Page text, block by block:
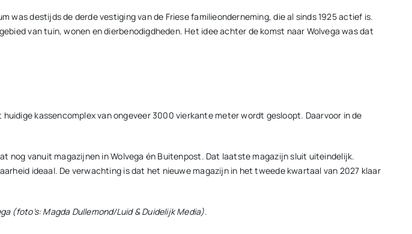
destijds de derde vestiging van de Friese familieonderneming, die al sinds 1925 actief is.
van tuin, wonen en dierbenodigdheden. Het idee achter de komst naar Wolvega was dat
kassencomplex van ongeveer 3000 vierkante meter wordt gesloopt. Daarvoor in de
nog vanuit magazijnen in Wolvega én Buitenpost. Dat laatste magazijn sluit uiteindelijk.
ideaal. De verwachting is dat het nieuwe magazijn in het tweede kwartaal van 2027 klaar
(foto’s: Magda Dullemond/Luid & Duidelijk Media).